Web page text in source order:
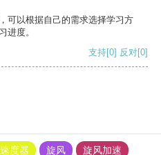
可以根据自己的需求选择学习方
进度。
支持[0] 反对[0]
度器 旋风
旋风加速